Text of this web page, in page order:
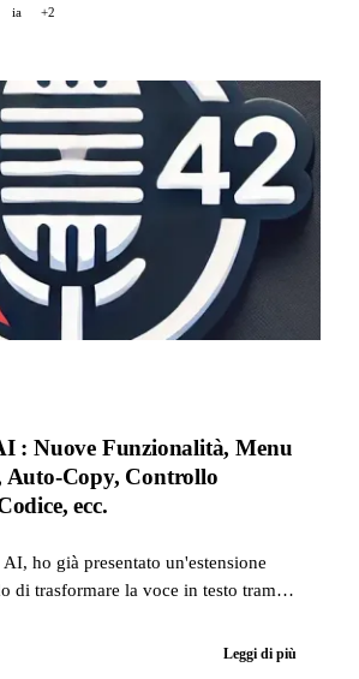
ia +2
: Nuove Funzionalità, Menu
Auto-Copy, Controllo
ecc.
ho già presentato un'estensione
di trasformare la voce in testo tramite
Leggi di più